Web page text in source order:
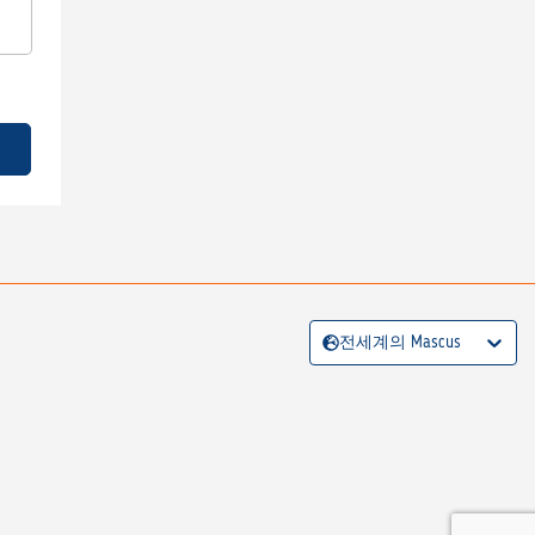
전세계의 Mascus